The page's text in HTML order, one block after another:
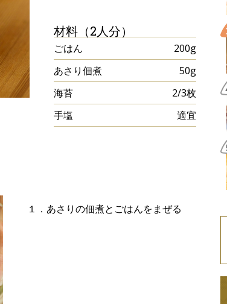
材料（2人分）
ごはん
200g
あさり佃煮
50g
海苔
2/3枚
手塩
適宜
１．あさりの佃煮とごはんをまぜる